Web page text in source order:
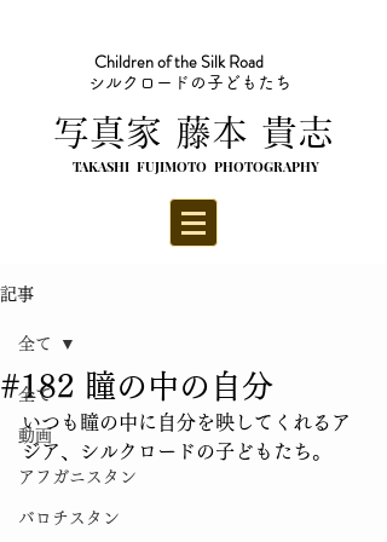
​写真家 藤本 貴志
TAKASHI FUJIMOTO PHOTOGRAPHY
Children of the Silk Road
シルクロードの子どもたち
記事
全て
動画
アフガニスタン
バロチスタン
全て
#182 瞳の中の自分
いつも瞳の中に自分を映してくれるア
ジア、シルクロードの子どもたち。